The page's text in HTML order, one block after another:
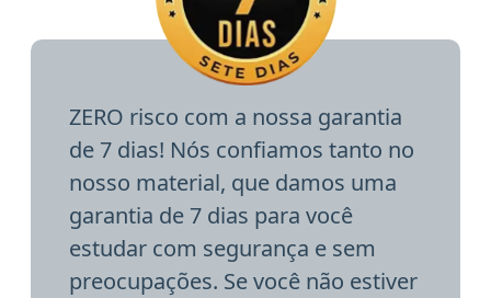
ZERO risco com a nossa garantia
de 7 dias! Nós confiamos tanto no
nosso material, que damos uma
garantia de 7 dias para você
estudar com segurança e sem
preocupações. Se você não estiver